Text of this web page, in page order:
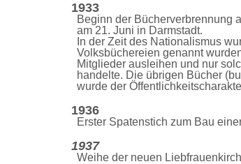
1933
Beginn der Bücherverbrennung
am 21. Juni in Darmstadt.
n der Zeit des Nationalismus
Volksbüchereien genannt
Mitglieder ausleihen und nur
handelte. Die übrigen Bücher
wurde der Öffentlichkeitsch
1936
Erster Spatenstich zum Bau
1937
Weihe der neuen